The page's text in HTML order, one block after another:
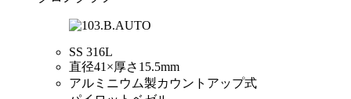
SS 316L
直径41×厚さ15.5mm
アルミニウム製カウントアップ式